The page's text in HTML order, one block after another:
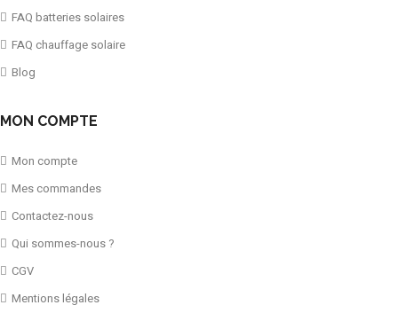
FAQ batteries solaires
FAQ chauffage solaire
Blog
MON COMPTE
Mon compte
Mes commandes
Contactez-nous
Qui sommes-nous ?
CGV
Mentions légales